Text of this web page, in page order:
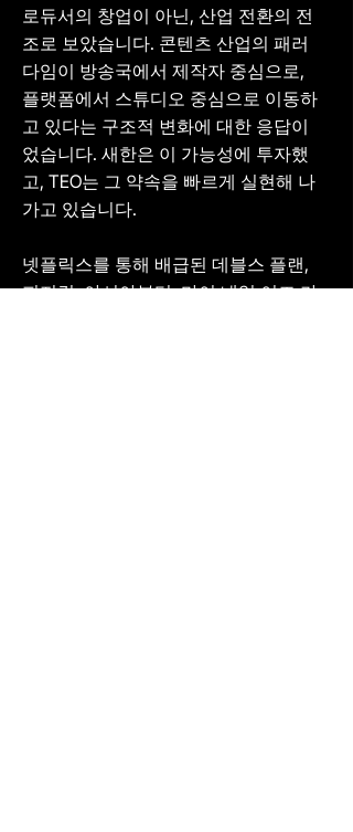
로듀서의 창업이 아닌, 산업 전환의 전
조로 보았습니다. 콘텐츠 산업의 패러
다임이 방송국에서 제작자 중심으로,
플랫폼에서 스튜디오 중심으로 이동하
고 있다는 구조적 변화에 대한 응답이
었습니다. 새한은 이 가능성에 투자했
고, TEO는 그 약속을 빠르게 실현해 나
가고 있습니다.
넷플릭스를 통해 배급된 데블스 플랜,
피지컬: 아시아부터, 마이 네임 이즈 가